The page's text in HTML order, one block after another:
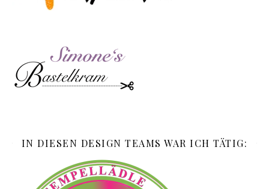
IN DIESEN DESIGN TEAMS WAR ICH TÄTIG: